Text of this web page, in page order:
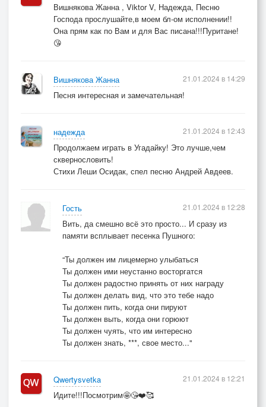
Вишнякова Жанна , Viktor V, Надежда, Песню
Господа прослушайте,в моем бл-ом исполнении!!
Она прям как по Вам и для Вас писана!!!Пуритане!
😘
Вишнякова Жанна
Песня интересная и замечательная!
21.01.2024 в 14:29
надежда
Продолжаем играть в Угадайку! Это лучше,чем
сквернословить!
Стихи Леши Осидак, спел песню Андрей Авдеев.
21.01.2024 в 12:43
Гость
Вить, да смешно всё это просто... И сразу из
памяти всплывает песенка Пушного:
“Ты должен им лицемерно улыбаться
Ты должен ими неустанно восторгатся
Ты должен радостно принять от них награду
Ты должен делать вид, что это тебе надо
Ты должен пить, когда они пируют
Ты должен выть, когда они горюют
Ты должен чуять, что им интересно
Ты должен знать, ***, свое место..."
21.01.2024 в 12:28
Qwertysvetka
Идите!!!Посмотрим🤩😘❤️🥰
21.01.2024 в 12:21